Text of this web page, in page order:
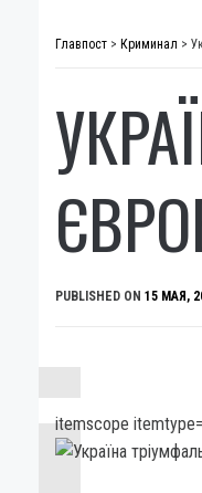
Главпост > Криминал >
PUBLISHED ON 15 МАЯ,
itemscope